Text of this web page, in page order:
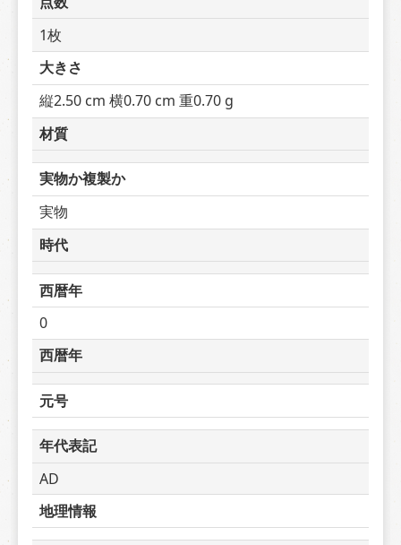
1枚
大きさ
縦2.50 cm 横0.70 cm 重0.70 g
材質
実物か複製か
実物
時代
西暦年
0
西暦年
元号
年代表記
AD
地理情報